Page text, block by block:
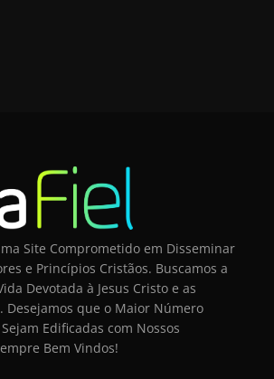
Site Comprometido em Disseminar
e Princípios Cristãos. Buscamos a
Devotada à Jesus Cristo e as
Desejamos que o Maior Número
Edificadas com Nossos
Bem Vindos!